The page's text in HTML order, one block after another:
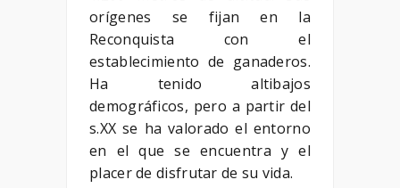
orígenes se fijan en la
Reconquista con el
establecimiento de ganaderos.
Ha tenido altibajos
demográficos, pero a partir del
s.XX se ha valorado el entorno
en el que se encuentra y el
placer de disfrutar de su vida.